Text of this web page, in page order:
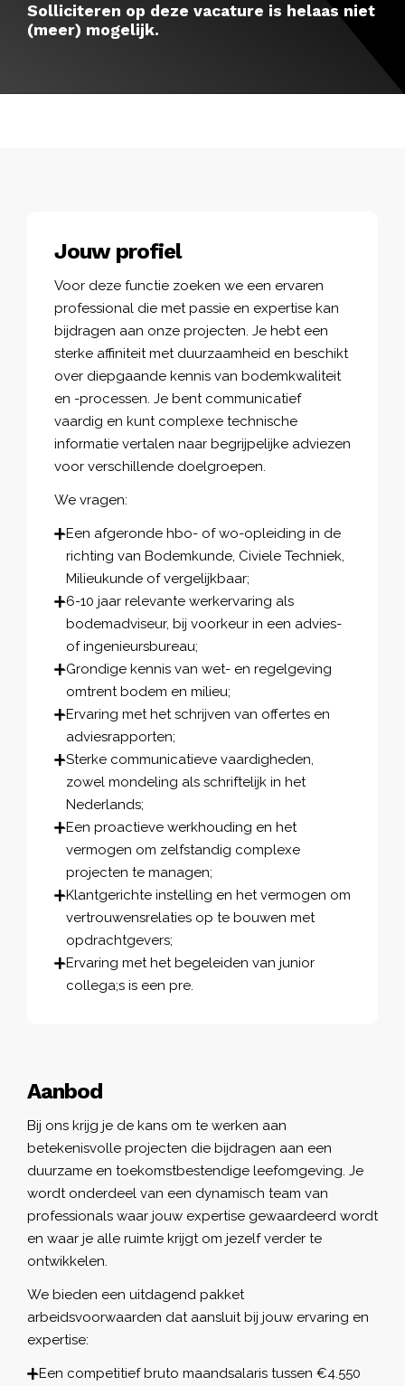
Solliciteren op deze vacature is helaas niet
(meer) mogelijk.
Aanbod
Bij ons krijg je de kans om te werken aan
betekenisvolle projecten die bijdragen aan een
duurzame en toekomstbestendige leefomgeving. Je
wordt onderdeel van een dynamisch team van
professionals waar jouw expertise gewaardeerd wordt
en waar je alle ruimte krijgt om jezelf verder te
ontwikkelen.
We bieden een uitdagend pakket
arbeidsvoorwaarden dat aansluit bij jouw ervaring en
expertise:
Een competitief bruto maandsalaris tussen €4.550
Jouw profiel
Voor deze functie zoeken we een ervaren
professional die met passie en expertise kan
bijdragen aan onze projecten. Je hebt een
sterke affiniteit met duurzaamheid en beschikt
over diepgaande kennis van bodemkwaliteit
en -processen. Je bent communicatief
vaardig en kunt complexe technische
informatie vertalen naar begrijpelijke adviezen
voor verschillende doelgroepen.
We vragen:
Een afgeronde hbo- of wo-opleiding in de
richting van Bodemkunde, Civiele Techniek,
Milieukunde of vergelijkbaar;
6-10 jaar relevante werkervaring als
bodemadviseur, bij voorkeur in een advies-
of ingenieursbureau;
Grondige kennis van wet- en regelgeving
omtrent bodem en milieu;
Ervaring met het schrijven van offertes en
adviesrapporten;
Sterke communicatieve vaardigheden,
zowel mondeling als schriftelijk in het
Nederlands;
Een proactieve werkhouding en het
vermogen om zelfstandig complexe
projecten te managen;
Klantgerichte instelling en het vermogen om
vertrouwensrelaties op te bouwen met
opdrachtgevers;
Ervaring met het begeleiden van junior
collega;s is een pre.